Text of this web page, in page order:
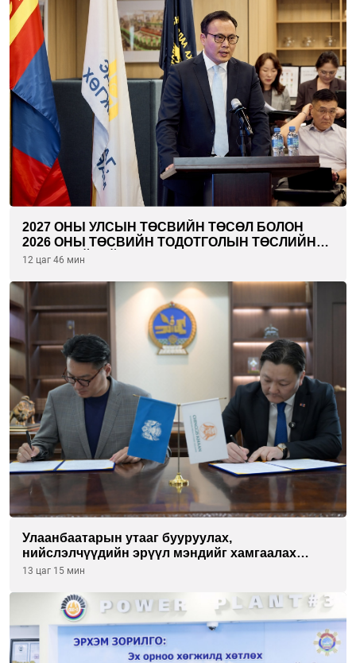
2027 ОНЫ УЛСЫН ТӨСВИЙН ТӨСӨЛ БОЛОН
2026 ОНЫ ТӨСВИЙН ТОДОТГОЛЫН ТӨСЛИЙН
ОЛОН НИЙТИЙН ХЭЛЭЛЦҮҮЛЭГ БОЛЛОО
12 цаг 46 мин
Улаанбаатарын утааг бууруулах,
нийслэлчүүдийн эрүүл мэндийг хамгаалах
төслийг “Чингис хаан баялгийн сан нэгдэл” ХХК-
13 цаг 15 мин